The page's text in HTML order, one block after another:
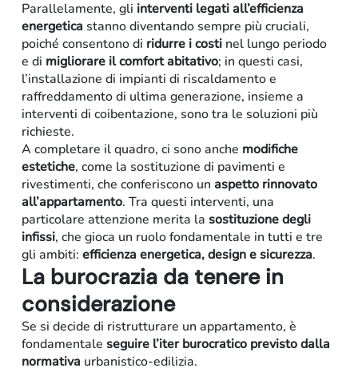
Parallelamente, gli interventi legati all’efficienza
energetica stanno diventando sempre più cruciali,
poiché consentono di ridurre i costi nel lungo periodo
e di migliorare il comfort abitativo; in questi casi,
l’installazione di impianti di riscaldamento e
raffreddamento di ultima generazione, insieme a
interventi di coibentazione, sono tra le soluzioni più
richieste.
A completare il quadro, ci sono anche modifiche
estetiche, come la sostituzione di pavimenti e
rivestimenti, che conferiscono un aspetto rinnovato
all’appartamento. Tra questi interventi, una
particolare attenzione merita la sostituzione degli
infissi, che gioca un ruolo fondamentale in tutti e tre
gli ambiti: efficienza energetica, design e sicurezza.
La burocrazia da tenere in
considerazione
Se si decide di ristrutturare un appartamento, è
fondamentale seguire l’iter burocratico previsto dalla
normativa urbanistico-edilizia.